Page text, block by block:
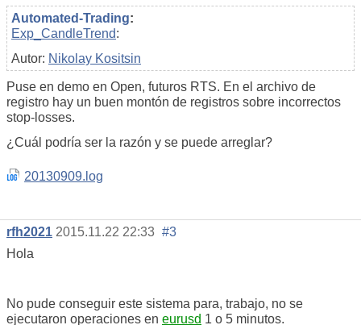
Automated-Trading:
Exp_CandleTrend:
Autor: Nikolay Kositsin
Puse en demo en Open, futuros RTS. En el archivo de
registro hay un buen montón de registros sobre incorrectos
stop-losses.
¿Cuál podría ser la razón y se puede arreglar?
20130909.log
rfh2021 2015.11.22 22:33 #3
Hola
No pude conseguir este sistema para, trabajo, no se
ejecutaron operaciones en eurusd 1 o 5 minutos.